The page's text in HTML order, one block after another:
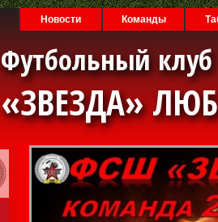
Новости Команды
Футбольный клуб
«ЗВЕЗДА»